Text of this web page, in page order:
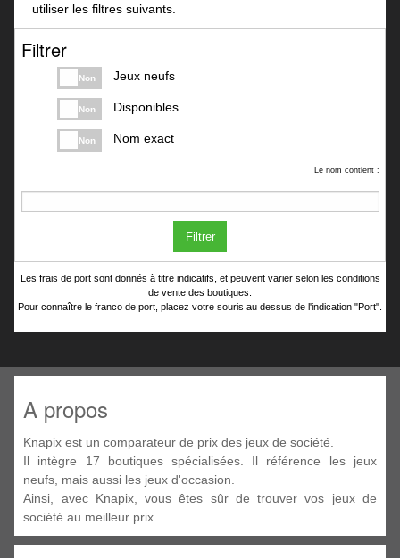
utiliser les filtres suivants.
Filtrer
Non Jeux neufs
Non Disponibles
Non Nom exact
Le nom contient :
Filtrer
Les frais de port sont donnés à titre indicatifs, et peuvent varier selon les conditions
de vente des boutiques.
Pour connaître le franco de port, placez votre souris au dessus de l'indication "Port".
A propos
Knapix est un comparateur de prix des jeux de société.
Il intègre 17 boutiques spécialisées. Il référence les jeux
neufs, mais aussi les jeux d'occasion.
Ainsi, avec Knapix, vous êtes sûr de trouver vos jeux de
société au meilleur prix.